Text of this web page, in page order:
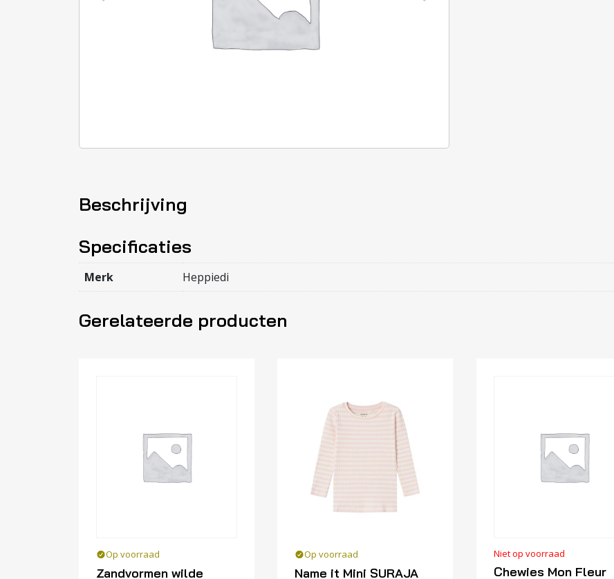
Beschrijving
Specificaties
Merk Heppiedi
Gerelateerde producten
Op voorraad
Zandvormen wilde
Op voorraad
Name it Mini SURAJA
Niet op voorraad
Chewies Mon Fleur